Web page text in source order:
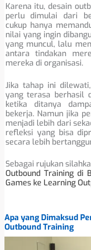
Karena itu, desain
perlu dimulai dari
cukup hanya
nilai yang ingin
yang muncul, lalu
antara tindakan
mereka di organisasi.
Jika tahap ini
yang terasa berhasil
ketika ditanya
bekerja. Namun jika
menjadi lebih dari
refleksi yang bisa
secara lebih
Sebagai rujukan
Outbound Training di
Games ke Learning
Apa yang Dimaksud
Outbound Training